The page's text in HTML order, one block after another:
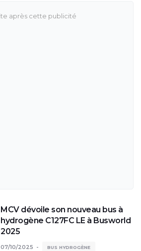
MCV dévoile son nouveau bus à
hydrogène C127FC LE à Busworld
2025
07/10/2025 BUS HYDROGÈNE